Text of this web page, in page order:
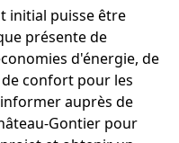
initial puisse être
présente de
d'énergie, de
confort pour les
auprès de
Gontier pour